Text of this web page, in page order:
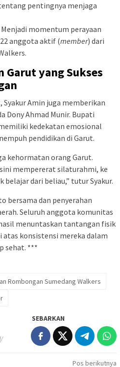
pentingnya menjaga
Menjadi momentum perayaan
anggota aktif (member) dari
Garut yang Sukses
Amin juga memberikan
Dony Ahmad Munir. Bupati
kedekatan emosional
pendidikan di Garut.
kehormatan orang Garut.
mempererat silaturahmi, ke
belajar dari beliau,” tutur Syakur.
bersama dan penyerahan
Seluruh anggota komunitas
menuntaskan tantangan fisik
konsistensi mereka dalam
sehat. ***
Rombongan Sumedang Walkers
SEBARKAN
Pos berikutnya